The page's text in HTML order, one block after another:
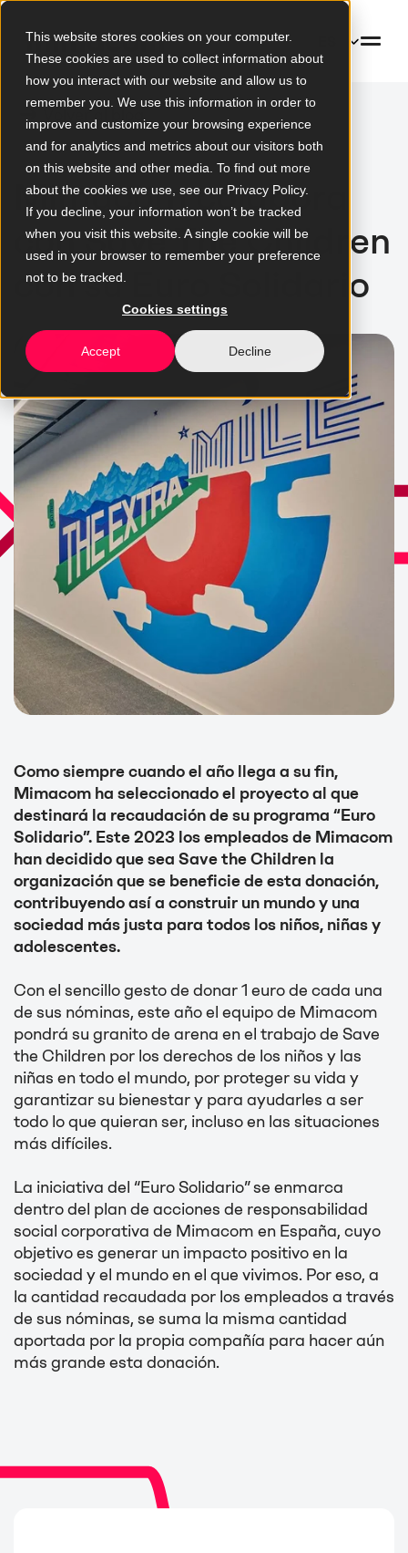
This website stores cookies on your computer.
These cookies are used to collect information about
how you interact with our website and allow us to
remember you. We use this information in order to
improve and customize your browsing experience
and for analytics and metrics about our visitors both
on this website and other media. To find out more
about the cookies we use, see our Privacy Policy.
If you decline, your information won’t be tracked
when you visit this website. A single cookie will be
used in your browser to remember your preference
not to be tracked.
Cookies settings
Accept Decline
Volver al blog
Mimacom colabora
con Save The Children
con su Euro Solidario
Como siempre cuando el año llega a su fin,
Mimacom ha seleccionado el proyecto al que
destinará la recaudación de su programa “Euro
Solidario”. Este 2023 los empleados de Mimacom
han decidido que sea Save the Children la
organización que se beneficie de esta donación,
contribuyendo así a construir un mundo y una
sociedad más justa para todos los niños, niñas y
adolescentes.
Con el sencillo gesto de donar 1 euro de cada una
de sus nóminas, este año el equipo de Mimacom
pondrá su granito de arena en el trabajo de Save
the Children por los derechos de los niños y las
niñas en todo el mundo, por proteger su vida y
garantizar su bienestar y para ayudarles a ser
todo lo que quieran ser, incluso en las situaciones
más difíciles.
La iniciativa del “Euro Solidario” se enmarca
dentro del plan de acciones de responsabilidad
social corporativa de Mimacom en España, cuyo
objetivo es generar un impacto positivo en la
sociedad y el mundo en el que vivimos. Por eso, a
la cantidad recaudada por los empleados a través
de sus nóminas, se suma la misma cantidad
aportada por la propia compañía para hacer aún
más grande esta donación.